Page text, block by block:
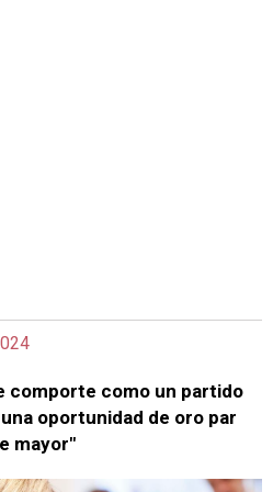
comporte como un partido
oportunidad de oro par
mayor"